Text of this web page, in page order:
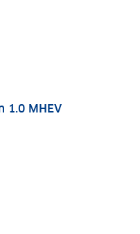
1.0 mhev, 114 kW,
1.0 MHEV